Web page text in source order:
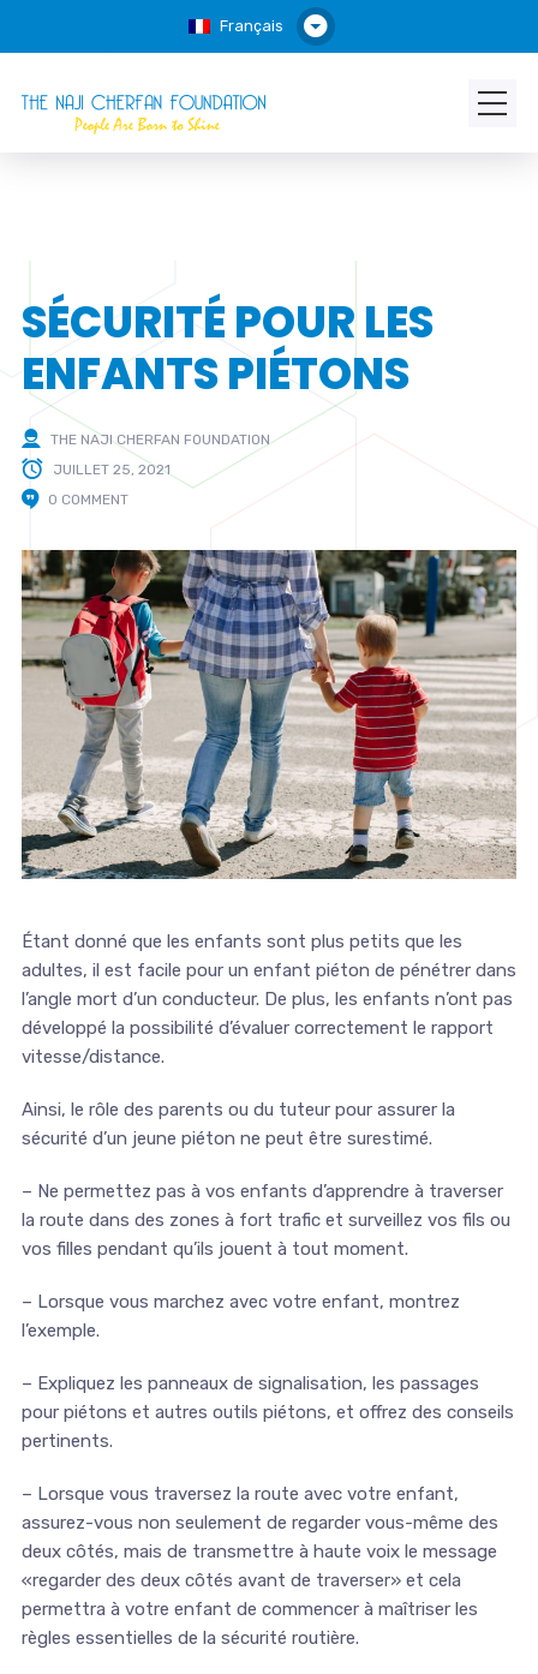
Français
SÉCURITÉ POUR LES
ENFANTS PIÉTONS
THE NAJI CHERFAN FOUNDATION
JUILLET 25, 2021
0 COMMENT
Étant donné que les enfants sont plus petits que les
adultes, il est facile pour un enfant piéton de pénétrer dans
l’angle mort d’un conducteur. De plus, les enfants n’ont pas
développé la possibilité d’évaluer correctement le rapport
vitesse/distance.
Ainsi, le rôle des parents ou du tuteur pour assurer la
sécurité d’un jeune piéton ne peut être surestimé.
– Ne permettez pas à vos enfants d’apprendre à traverser
la route dans des zones à fort trafic et surveillez vos fils ou
vos filles pendant qu’ils jouent à tout moment.
– Lorsque vous marchez avec votre enfant, montrez
l’exemple.
– Expliquez les panneaux de signalisation, les passages
pour piétons et autres outils piétons, et offrez des conseils
pertinents.
– Lorsque vous traversez la route avec votre enfant,
assurez-vous non seulement de regarder vous-même des
deux côtés, mais de transmettre à haute voix le message
«regarder des deux côtés avant de traverser» et cela
permettra à votre enfant de commencer à maîtriser les
règles essentielles de la sécurité routière.